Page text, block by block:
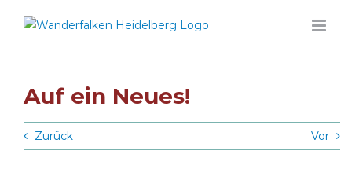
Inhalt
Auf ein Neues!
Zurück Vor